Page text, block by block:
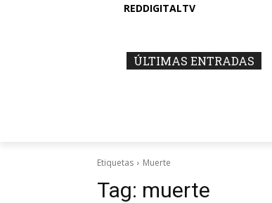
REDDIGITALTV
ÚLTIMAS ENTRADAS
Etiquetas Muerte
Tag: muerte